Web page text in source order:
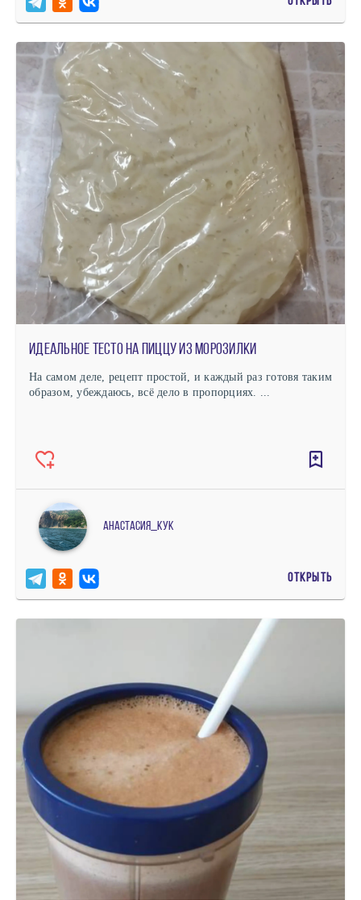
Идеальное тесто на пиццу из морозилки
На самом деле, рецепт простой, и каждый раз готовя таким
образом, убеждаюсь, всё дело в пропорциях. ...
Анастасия_кук
ОТКРЫТЬ